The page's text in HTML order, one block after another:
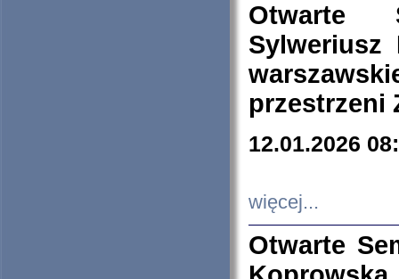
Otwarte
Sylweriusz
przestrzeni
12.01.2026
więcej...
Otwarte